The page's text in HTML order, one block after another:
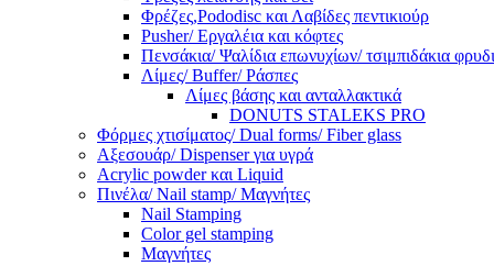
Φρέζες,Pododisc και Λαβίδες πεντικιούρ
Pusher/ Εργαλέια και κόφτες
Πενσάκια/ Ψαλίδια επωνυχίων/ τσιμπιδάκια
Λίμες/ Buffer/ Ράσπες
Λίμες βάσης και ανταλλακτικά
DONUTS STALEKS PRO
Φόρμες χτισίματος/ Dual forms/ Fiber glass
Αξεσουάρ/ Dispenser για υγρά
Acrylic powder και Liquid
Πινέλα/ Nail stamp/ Μαγνήτες
Nail Stamping
Color gel stamping
Μαγνήτες